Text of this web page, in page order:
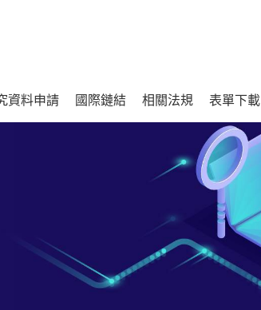
資料申請 國際鏈結 相關法規 表單下載